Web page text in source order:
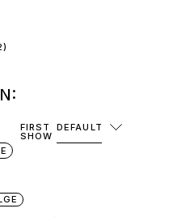
FIRST
SHOW
DEFAULT